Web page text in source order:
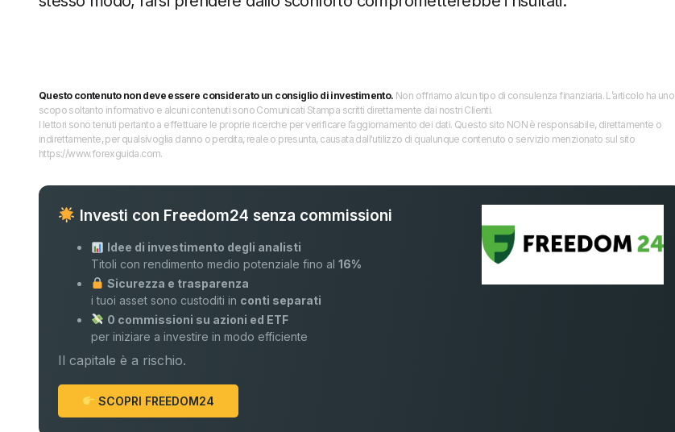
Questo contenuto non deve essere considerato un consiglio di investimento. Non offriamo alcun tipo di consulenza finanziaria. L’articolo ha uno
scopo soltanto informativo e alcuni contenuti sono Comunicati Stampa scritti direttamente dai nostri Clienti.
I lettori sono tenuti pertanto a effettuare le proprie ricerche per verificare l’aggiornamento dei dati. Questo sito NON è responsabile, direttamente o
indirettamente, per qualsivoglia danno o perdita, reale o presunta, causata dall'utilizzo di qualunque contenuto o servizio menzionato sul sito
https://www.forexguida.com.
Investi con Freedom24 senza commissioni
Idee di investimento degli analisti
Titoli con rendimento medio potenziale fino al16%
Sicurezza e trasparenza
i tuoi asset sono custoditi in conti separati
0 commissioni su azioni ed ETF
per iniziare a investire in modo efficiente
Il capitale è a rischio.
SCOPRI FREEDOM24